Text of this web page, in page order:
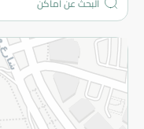
المزيد
الاسترجاع
سياسة الخصوصية
قم بالتسجيل للنشرة